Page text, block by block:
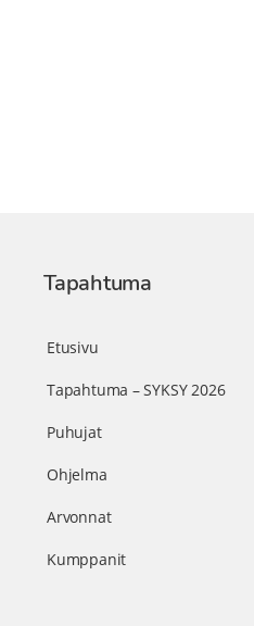
Tapahtuma
Etusivu
Tapahtuma – SYKSY 2026
Puhujat
Ohjelma
Arvonnat
Kumppanit